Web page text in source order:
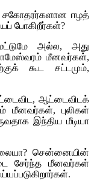
சகோதரர்களான ஈழத்
போகிறீர்கள்?
அல்ல, அது
மீனவர்கள்,
கூட சட்டமும்,
ஆட்டைவிடக்
மீனவர்கள், புலிகள்
இந்திய மீடியா
சென்னையின்
சேர்ந்த மீனவர்கள்